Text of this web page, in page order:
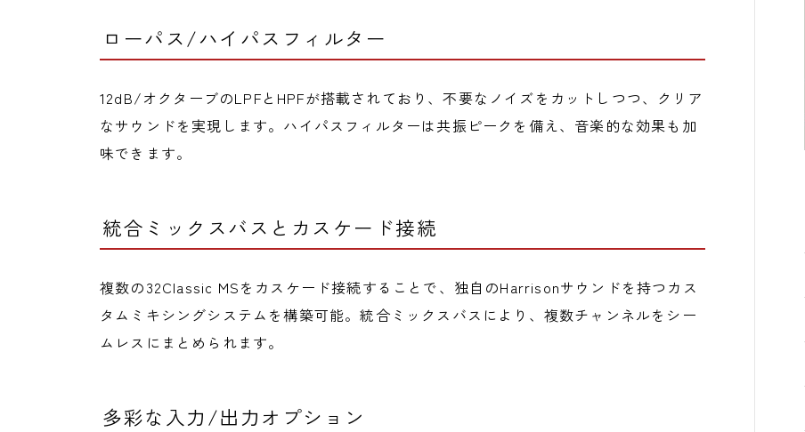
ローパス/ハイパスフィルター
12dB/オクターブのLPFとHPFが搭載されており、不要なノイズをカットしつつ、クリア
なサウンドを実現します。ハイパスフィルターは共振ピークを備え、音楽的な効果も加
味できます。
統合ミックスバスとカスケード接続
複数の32Classic MSをカスケード接続することで、独自のHarrisonサウンドを持つカス
タムミキシングシステムを構築可能。統合ミックスバスにより、複数チャンネルをシー
ムレスにまとめられます。
多彩な入力/出力オプション